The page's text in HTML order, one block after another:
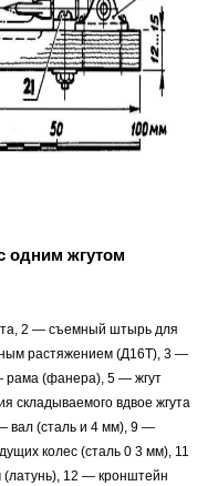
одним жгутом
2 — съемный штырь для
растяжением (Д16Т), 3 —
(фанера), 5 — жгут
складываемого вдвое жгута
вал (сталь и 4 мм), 9 —
колес (сталь 0 3 мм), 11
12 — кронштейн